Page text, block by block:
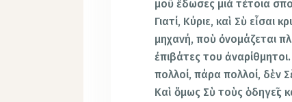
μοῦ ἔδωσες μιά τέτοια
Γιατί, Κύριε, καὶ Σὺ
μηχανή, ποὺ ὀνομάζεται
ἐπιβάτες του
πολλοί, πάρα πολλοί, δὲν
Καὶ ὅμως Σὺ τοὺς ὁδηγεῖς